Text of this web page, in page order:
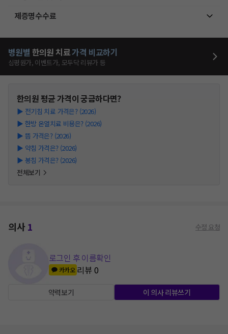
제증명수수료
병원별 한의원 치료가격 비교하기
심평원가, 이벤트가, 모두닥 리뷰가 등
한의원평균 가격이 궁금하다면?
▶ 전기침 치료 가격은? (2026)
▶ 한방 온열치료 비용은? (2026)
▶ 뜸 가격은? (2026)
▶ 약침 가격은? (2026)
▶ 봉침 가격은? (2026)
전체보기
의사1 수정 요청
로그인 후 이름확인
카카오 리뷰0
약력보기 이 의사 리뷰쓰기